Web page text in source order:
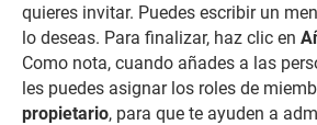
quieres invitar. Puedes escribir un
lo deseas. Para finalizar, haz clic en
Como nota, cuando añades a las
les puedes asignar los roles de
propietario, para que te ayuden a